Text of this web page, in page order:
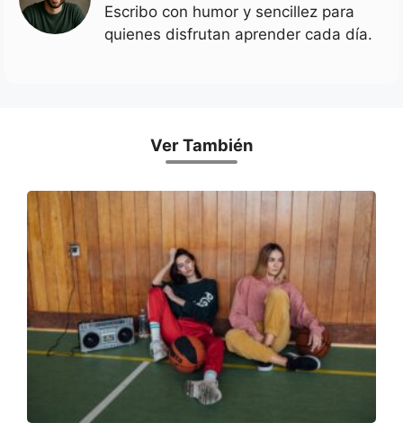
Escribo con humor y sencillez para
quienes disfrutan aprender cada día.
Ver También